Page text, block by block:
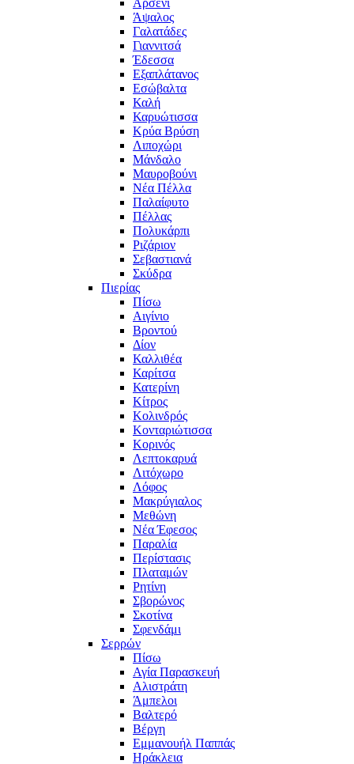
Άψαλος
Γαλατάδες
Γιαννιτσά
Έδεσσα
Εξαπλάτανος
Εσώβαλτα
Καλή
Καρυώτισσα
Κρύα Βρύση
Λιποχώρι
Μάνδαλο
Μαυροβούνι
Νέα Πέλλα
Παλαίφυτο
Πέλλας
Πολυκάρπι
Ριζάριον
Σεβαστιανά
Σκύδρα
Πιερίας
Πίσω
Αιγίνιο
Βροντού
Δίον
Καλλιθέα
Καρίτσα
Κατερίνη
Κίτρος
Κολινδρός
Κονταριώτισσα
Κορινός
Λεπτοκαρυά
Λιτόχωρο
Λόφος
Μακρύγιαλος
Μεθώνη
Νέα Έφεσος
Παραλία
Περίστασις
Πλαταμών
Ρητίνη
Σβορώνος
Σκοτίνα
Σφενδάμι
Σερρών
Πίσω
Αγία Παρασκευή
Αλιστράτη
Άμπελοι
Βαλτερό
Βέργη
Εμμανουήλ Παππάς
Ηράκλεια